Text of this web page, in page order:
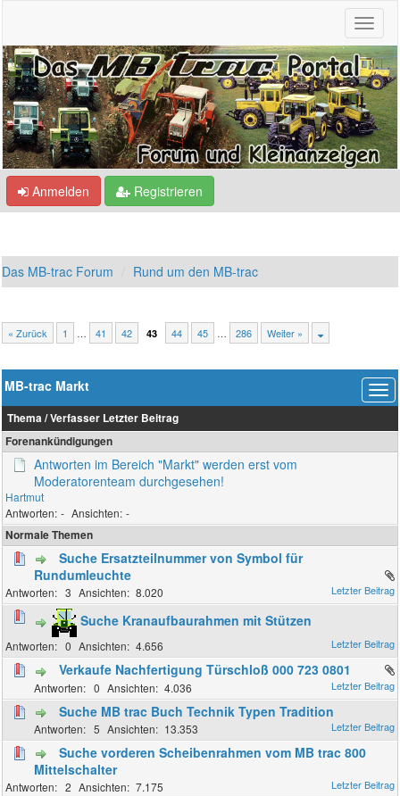
Anmelden Registrieren
Das MB-trac Forum Rund um den MB-trac
« Zurück 1 … 41 42 43 44 45 … 286 Weiter »
MB-trac Markt
Thema /Verfasser Letzter Beitrag
Forenankündigungen
Antworten im Bereich "Markt" werden erst vom
Moderatorenteam durchgesehen!
Hartmut
-
-
Normale Themen
Suche Ersatzteilnummer von Symbol für
Rundumleuchte
3 8.020
Suche Kranaufbaurahmen mit Stützen
0 4.656
Verkaufe Nachfertigung Türschloß 000 723 0801
0 4.036
Suche MB trac Buch Technik Typen Tradition
5 13.353
Suche vorderen Scheibenrahmen vom MB trac 800
Mittelschalter
2 7.175